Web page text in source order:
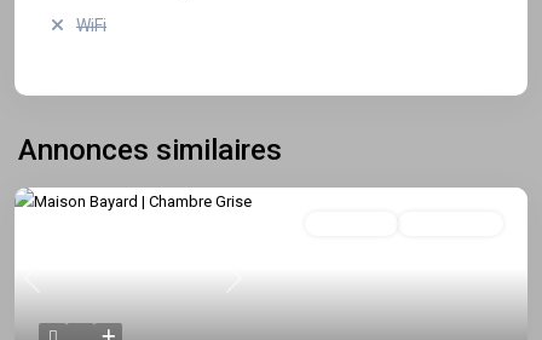
WiFi
Annonces similaires
Previous Next